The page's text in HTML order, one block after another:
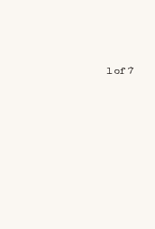
1of 7